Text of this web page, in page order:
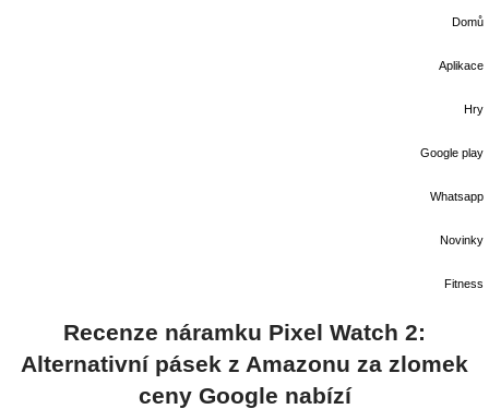
Domů
Aplikace
Hry
Google play
Whatsapp
Novinky
Fitness
Recenze náramku Pixel Watch 2:
Alternativní pásek z Amazonu za zlomek
ceny Google nabízí